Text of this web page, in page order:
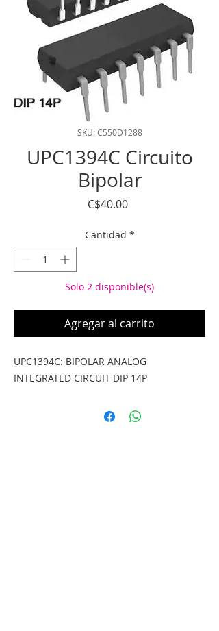
SKU: C550D1288
UPC1394C Circuito
Bipolar
C$40.00Precio
Cantidad *
Solo 2 disponible(s)
Agregar al carrito
UPC1394C: BIPOLAR ANALOG
INTEGRATED CIRCUIT DIP 14P